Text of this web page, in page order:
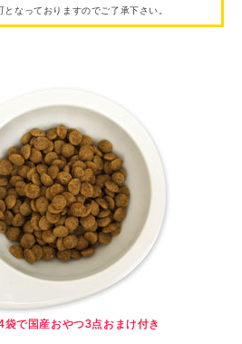
なっておりますのでご了承下さい。
で国産おやつ3点おまけ付き